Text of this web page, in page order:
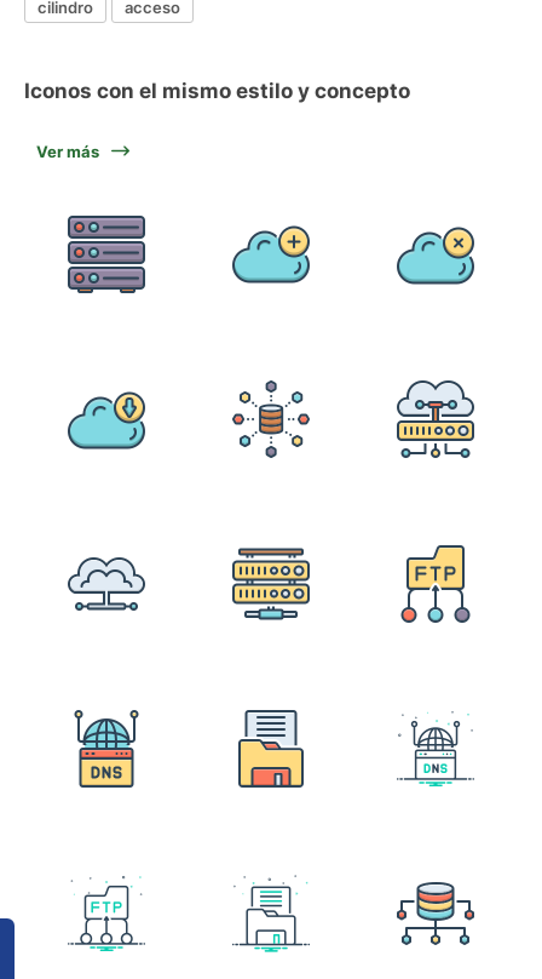
cilindro
acceso
Iconos con el mismo estilo y concepto
Ver más